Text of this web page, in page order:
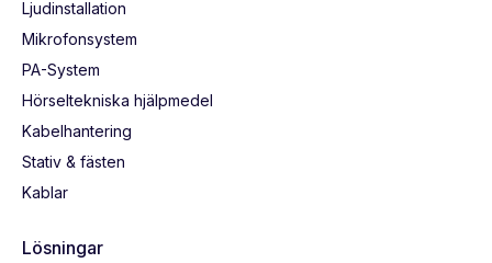
Ljudinstallation
Mikrofonsystem
PA-System
Hörseltekniska hjälpmedel
Kabelhantering
Stativ & fästen
Kablar
Lösningar